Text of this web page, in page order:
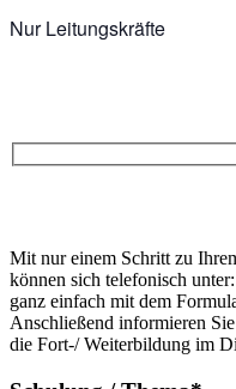
Nur Leitungskräfte
Feld
leer.
lasse
dieses
Feld
leer.
Mit nur einem Schritt zu
können sich telefonisch
ganz einfach mit dem
Anschließend informieren
die Fort-/ Weiterbildung im